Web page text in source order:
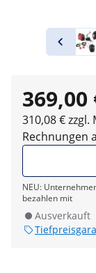
369,00
310,08 € zzgl.
Rechnungen
NEU:
bezahlen mit
Ausverkauft